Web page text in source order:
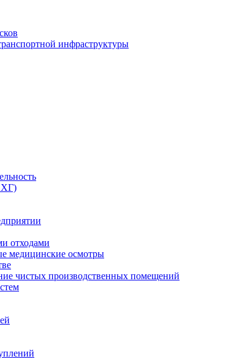
инфраструктуры
отходами
медицинские осмотры
чистых производственных помещений